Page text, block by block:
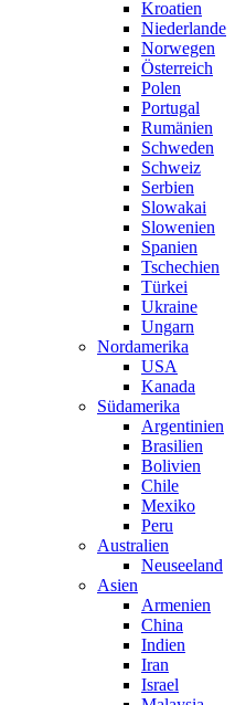
Kroatien
Niederlande
Norwegen
Österreich
Polen
Portugal
Rumänien
Schweden
Schweiz
Serbien
Slowakai
Slowenien
Spanien
Tschechien
Türkei
Ukraine
Ungarn
Nordamerika
USA
Kanada
Südamerika
Argentinien
Brasilien
Bolivien
Chile
Mexiko
Peru
Australien
Neuseeland
Asien
Armenien
China
Indien
Iran
Israel